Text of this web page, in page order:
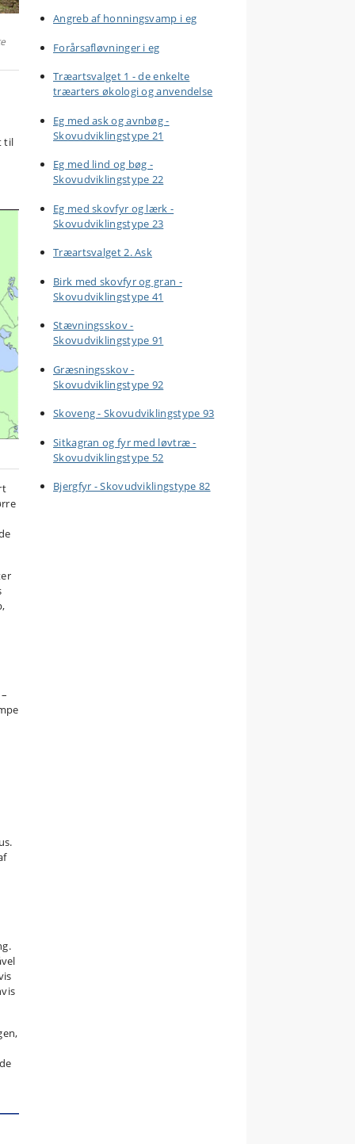
til
Angreb af honningsvamp i eg
Forårsafløvninger i eg
Træartsvalget 1 - de enkelte
træarters økologi og anvendelse
Eg med ask og avnbøg -
Skovudviklingstype 21
Eg med lind og bøg -
Skovudviklingstype 22
Eg med skovfyr og lærk -
Skovudviklingstype 23
Træartsvalget 2. Ask
Birk med skovfyr og gran -
Skovudviklingstype 41
Stævningsskov -
Skovudviklingstype 91
Græsningsskov -
Skovudviklingstype 92
Skoveng - Skovudviklingstype 93
Sitkagran og fyr med løvtræ -
Skovudviklingstype 52
Bjergfyr - Skovudviklingstype 82